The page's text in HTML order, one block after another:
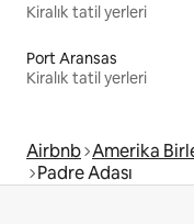
Kiralık tatil yerleri
Port Aransas
Kiralık tatil yerleri
Airbnb Amerika
Padre Adası